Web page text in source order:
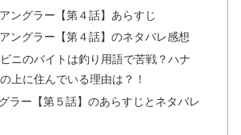
ングラー【第４話】あらすじ
ングラー【第４話】のネタバレ感想
ニのバイトは釣り用語で苦戦？ハナ
上に住んでいる理由は？！
ラー【第５話】のあらすじとネタバレ